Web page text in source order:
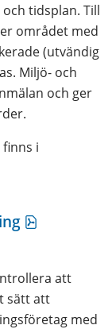
tidsplan. Till
området med
(utvändig
Miljö- och
och ger
i
att
sätt att
med